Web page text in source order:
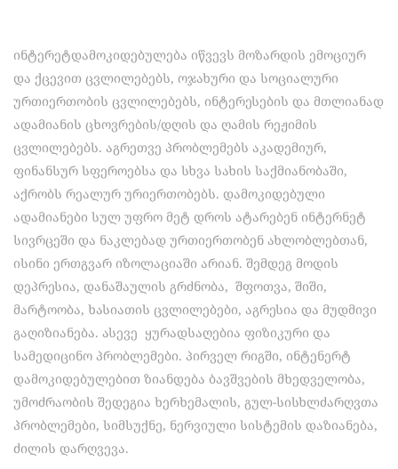
ინტერეტდამოკიდებულება იწვევს მოზარდის ემოციურ
და ქცევით ცვლილებებს, ოჯახური და სოციალური
ურთიერთობის ცვლილებებს, ინტერესების და მთლიანად
ადამიანის ცხოვრების/დღის და ღამის რეჟიმის
ცვლილებებს. აგრეთვე პრობლემებს აკადემიურ,
ფინანსურ სფეროებსა და სხვა სახის საქმიანობაში,
აქრობს რეალურ ურიერთობებს. დამოკიდებული
ადამიანები სულ უფრო მეტ დროს ატარებენ ინტერნეტ
სივრცეში და ნაკლებად ურთიერთობენ ახლობლებთან,
ისინი ერთგვარ იზოლაციაში არიან. შემდეგ მოდის
დეპრესია, დანაშაულის გრძნობა, შფოთვა, შიში,
მარტოობა, ხასიათის ცვლილებები, აგრესია და მუდმივი
გაღიზიანება. ასევე ყურადსაღებია ფიზიკური და
სამედიცინო პრობლემები. პირველ რიგში, ინტენერტ
დამოკიდებულებით ზიანდება ბავშვების მხედველობა,
უმოძრაობის შედეგია ხერხემალის, გულ-სისხლძარღვთა
პრობლემები, სიმსუქნე, ნერვიული სისტემის დაზიანება,
ძილის დარღვევა.